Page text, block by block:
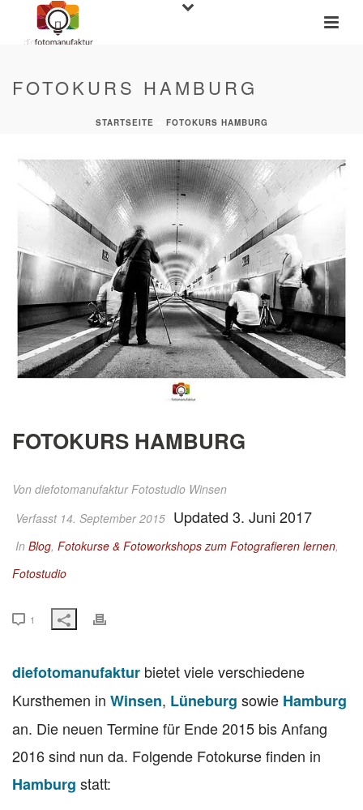
FOTOKURS HAMBURG
STARTSEITE FOTOKURS HAMBURG
FOTOKURS HAMBURG
Von diefotomanufaktur Fotostudio Winsen
Verfasst 14. September 2015 Updated 3. Juni 2017
In Blog, Fotokurse & Fotoworkshops zum Fotografieren lernen,
Fotostudio
1
diefotomanufaktur bietet viele verschiedene
Kursthemen in Winsen, Lüneburg sowie Hamburg
an. Die neuen Termine für Ende 2015 bis Anfang
2016 sind nun da. Folgende Fotokurse finden in
Hamburg statt: